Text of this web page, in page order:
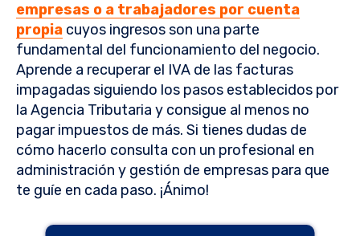
empresas o a trabajadores por cuenta
propia cuyos ingresos son una parte
fundamental del funcionamiento del negocio.
Aprende a recuperar el IVA de las facturas
impagadas siguiendo los pasos establecidos por
la Agencia Tributaria y consigue al menos no
pagar impuestos de más. Si tienes dudas de
cómo hacerlo consulta con un profesional en
administración y gestión de empresas para que
te guíe en cada paso. ¡Ánimo!